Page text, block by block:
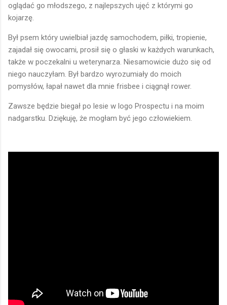
oglądać go młodszego, z najlepszych ujęć z którymi go
kojarzę.
Był psem który uwielbiał jazdę samochodem, piłki, tropienie,
zajadał się owocami, prosił się o głaski w każdych warunkach,
także w poczekalni u weterynarza. Niesamowicie dużo się od
niego nauczyłam. Był bardzo wyrozumiały do moich
pomysłów, łapał nawet dla mnie frisbee i ciągnął rower.
Zawsze będzie biegał po lesie w logo Prospectu i na moim
nadgarstku. Dziękuję, że mogłam być jego człowiekiem.